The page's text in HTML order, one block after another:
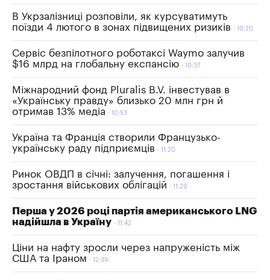
В Укрзалізниці розповіли, як курсуватимуть
поїзди 4 лютого в зонах підвищених ризиків
10:20
Сервіс безпілотного роботаксі Waymo залучив
$16 млрд на глобальну експансію
10:37
Міжнародний фонд Pluralis B.V. інвестував в
«Українську правду» близько 20 млн грн й
отримав 13% медіа
10:53
Україна та Франція створили Французько-
українську раду підприємців
11:20
Ринок ОВДП в січні: залучення, погашення і
зростання військових облігацій
11:29
Перша у 2026 році партія американського LNG
надійшла в Україну
11:42
Ціни на нафту зросли через напруженість між
США та Іраном
12:39